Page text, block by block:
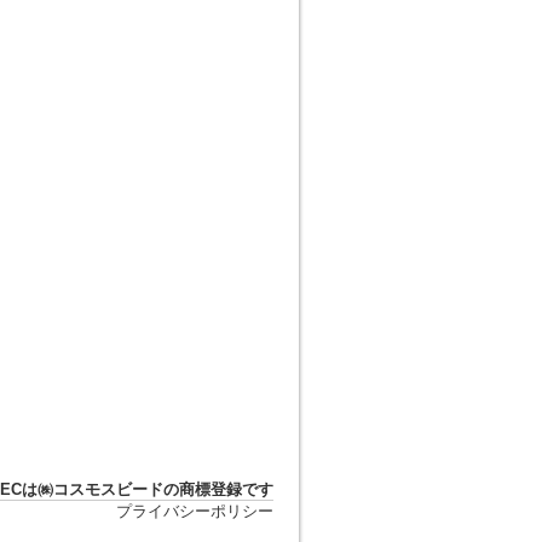
は㈱コスモスビードの商標登録です
プライバシーポリシー